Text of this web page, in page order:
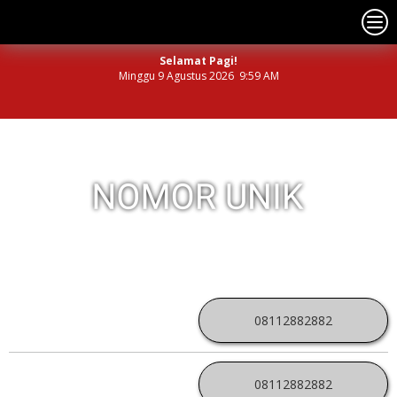
Selamat Pagi!
Minggu 9 Agustus 2026 9:59 AM
08112882882
08112882882